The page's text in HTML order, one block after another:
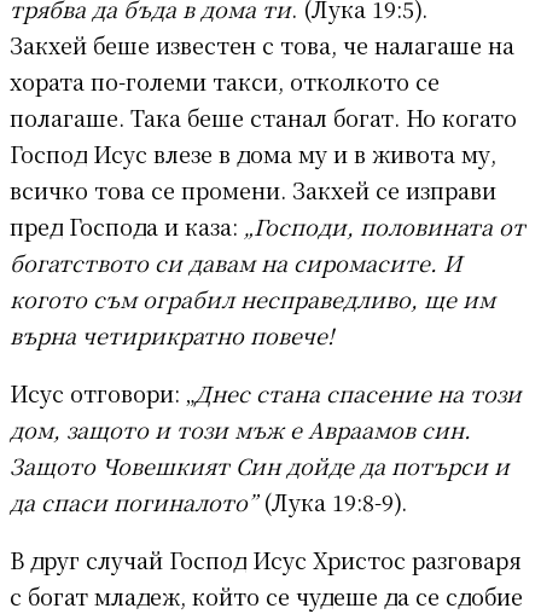
трябва да бъда в дома ти. (Лука 19:5).
Закхей беше известен с това, че налагаше на
хората по-големи такси, отколкото се
полагаше. Така беше станал богат. Но когато
Господ Исус влезе в дома му и в живота му,
всичко това се промени. Закхей се изправи
пред Господа и каза: „Господи, половината от
богатството си давам на сиромасите. И
когото съм ограбил несправедливо, ще им
върна четирикратно повече!
Исус отговори: „Днес стана спасение на този
дом, защото и този мъж е Авраамов син.
Защото Човешкият Син дойде да потърси и
да спаси погиналото”(Лука 19:8-9).
В друг случай Господ Исус Христос разговаря
с богат младеж, който се чудеше да се сдобие